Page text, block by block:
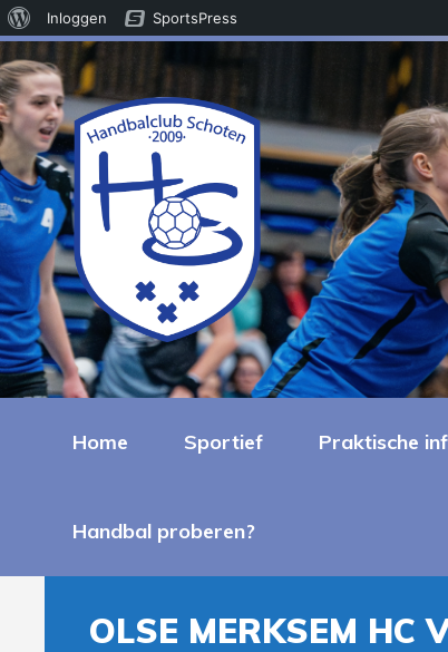
Home Sportief Praktische
Handbal proberen?
OLSE MERKSEM HC
Over
WordPress
Inloggen
SportsPress